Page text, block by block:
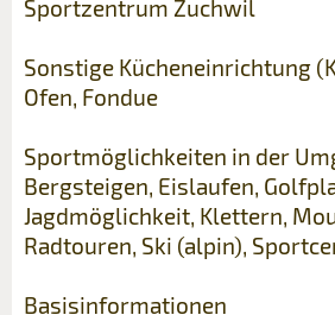
Sportzentrum Zuchwil
Sonstige Kücheneinrichtung
Ofen, Fondue
Sportmöglichkeiten in der
Bergsteigen, Eislaufen,
Jagdmöglichkeit, Klettern,
Radtouren, Ski (alpin),
Basisinformationen